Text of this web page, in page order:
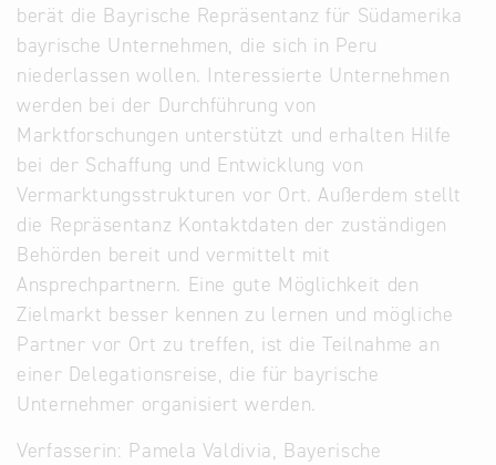
berät die Bayrische Repräsentanz für Südamerika
bayrische Unternehmen, die sich in Peru
niederlassen wollen. Interessierte Unternehmen
werden bei der Durchführung von
Marktforschungen unterstützt und erhalten Hilfe
bei der Schaffung und Entwicklung von
Vermarktungsstrukturen vor Ort. Außerdem stellt
die Repräsentanz Kontaktdaten der zuständigen
Behörden bereit und vermittelt mit
Ansprechpartnern. Eine gute Möglichkeit den
Zielmarkt besser kennen zu lernen und mögliche
Partner vor Ort zu treffen, ist die Teilnahme an
einer Delegationsreise, die für bayrische
Unternehmer organisiert werden.
Verfasserin: Pamela Valdivia, Bayerische